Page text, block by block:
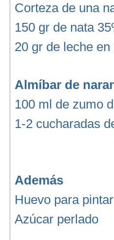
Corteza de una
150 gr de nata
20 gr de leche en
Almíbar de
100 ml de zumo
1-2 cucharadas
Además
Huevo para pintar
Azúcar perlado